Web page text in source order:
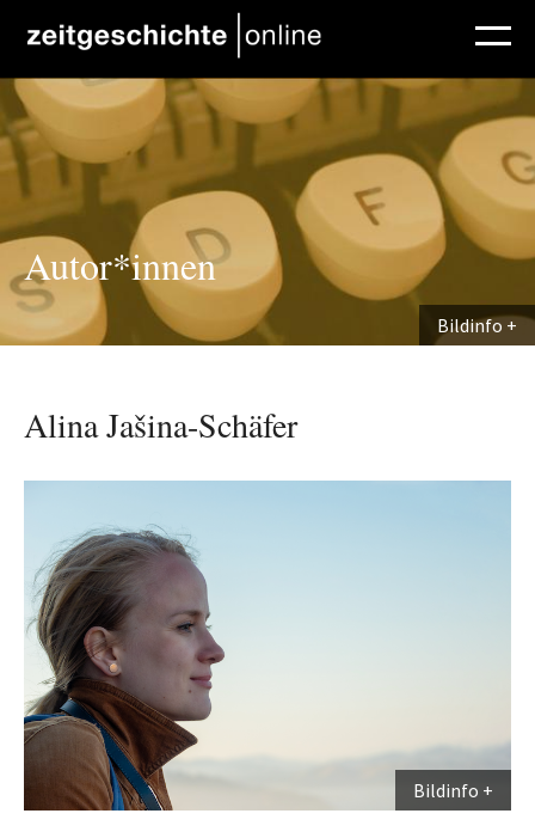
Direkt zum Inhalt
Autor*innen
Bildinfo
Alina Jašina-Schäfer
Bildinfo